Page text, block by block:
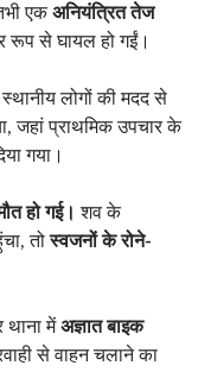
एकअनियंत्रित तेज
रूप से घायल हो गईं।
लोगों की मदद से
जहां प्राथमिक उपचार के
गया।
हो गई। शव के
तोस्वजनों के रोने-
थाना मेंअज्ञात बाइक
से वाहन चलाने का